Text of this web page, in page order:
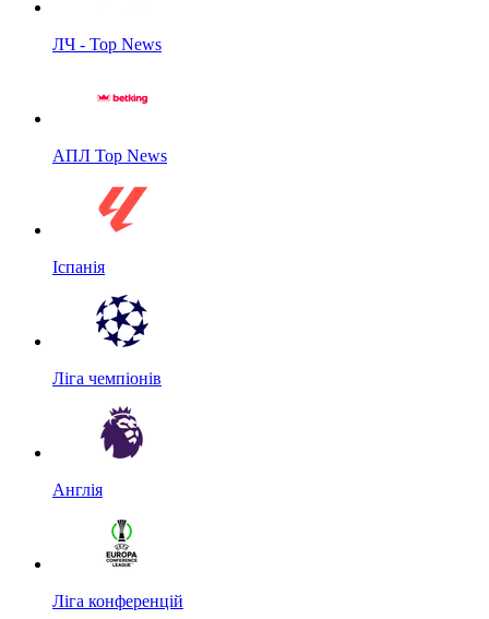
ЛЧ - Top News
АПЛ Top News
Іспанія
Ліга чемпіонів
Англія
Ліга конференцій